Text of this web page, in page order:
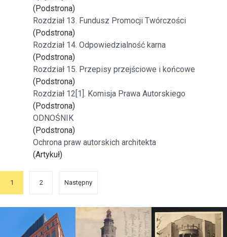
(Podstrona)
Rozdział 13. Fundusz Promocji Twórczości
(Podstrona)
Rozdział 14. Odpowiedzialność karna
(Podstrona)
Rozdział 15. Przepisy przejściowe i końcowe
(Podstrona)
Rozdział 12[1]. Komisja Prawa Autorskiego
(Podstrona)
ODNOŚNIK
(Podstrona)
Ochrona praw autorskich architekta
(Artykuł)
1 2 Następny